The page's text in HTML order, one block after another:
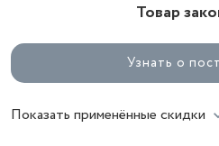
Товар
Узнать о
Показать применённые скидки